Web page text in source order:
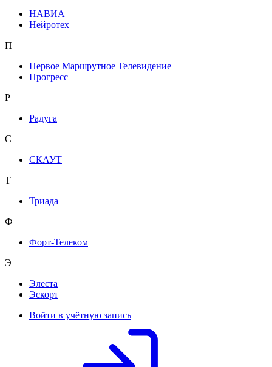
НАВИА
Нейротех
П
Первое Маршрутное Телевидение
Прогресс
Р
Радуга
С
СКАУТ
Т
Триада
Ф
Форт-Телеком
Э
Элеста
Эскорт
Войти в учётную запись